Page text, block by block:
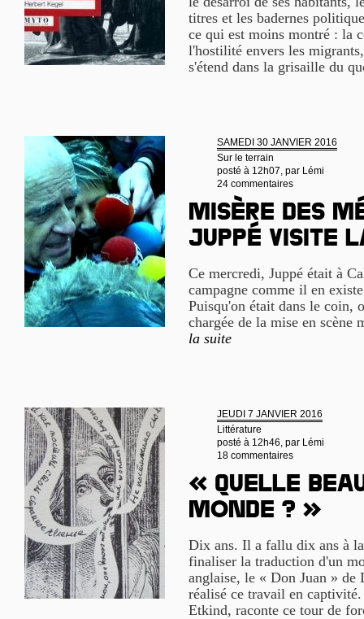
titres et les badernes
ce qui est moins montré : la
l'hostilité envers les
s'étend dans la grisaille du
SAMEDI 30 JANVIER 2016
Sur le terrain
posté à 12h07, par Lémi
24 commentaires
Misère des
Juppé visite
Ce mercredi, Juppé était à
campagne comme il en
Puisqu'on était dans le coin,
chargée de la mise en
la suite
JEUDI 7 JANVIER 2016
Littérature
posté à 12h46, par Lémi
18 commentaires
« Quelle
monde ? »
Dix ans. Il a fallu dix ans à
finaliser la traduction d'un
anglaise, le « Don Juan »
réalisé ce travail en
Etkind, raconte ce tour de